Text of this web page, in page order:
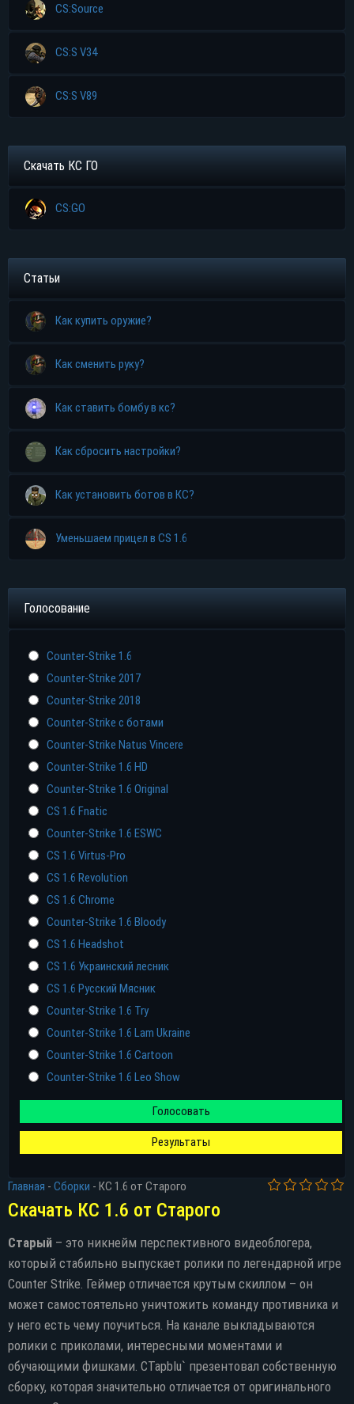
CS:Source
CS:S V34
CS:S V89
Скачать КС ГО
CS:GO
Статьи
Как купить оружие?
Как сменить руку?
Как ставить бомбу в кс?
Как сбросить настройки?
Как установить ботов в КС?
Уменьшаем прицел в CS 1.6
Голосование
Counter-Strike 1.6
Counter-Strike 2017
Counter-Strike 2018
Counter-Strike с ботами
Counter-Strike Natus Vincere
Counter-Strike 1.6 HD
Counter-Strike 1.6 Original
CS 1.6 Fnatic
Counter-Strike 1.6 ESWC
CS 1.6 Virtus-Pro
CS 1.6 Revolution
CS 1.6 Chrome
Counter-Strike 1.6 Bloody
CS 1.6 Headshot
CS 1.6 Украинский лесник
CS 1.6 Русский Мясник
Counter-Strike 1.6 Try
Counter-Strike 1.6 Lam Ukraine
Counter-Strike 1.6 Cartoon
Counter-Strike 1.6 Leo Show
Голосовать
Результаты
Главная - Сборки - КС 1.6 от Старого
Скачать КС 1.6 от Старого
Старый – это никнейм перспективного видеоблогера,
который стабильно выпускает ролики по легендарной игре
Counter Strike. Геймер отличается крутым скиллом – он
может самостоятельно уничтожить команду противника и
у него есть чему поучиться. На канале выкладываются
ролики с приколами, интересными моментами и
обучающими фишками. CTapbIu` презентовал собственную
сборку, которая значительно отличается от оригинального
Прямая ссылка
Торрент